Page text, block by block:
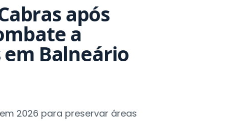
após
a
Balneário
2026 para preservar áreas